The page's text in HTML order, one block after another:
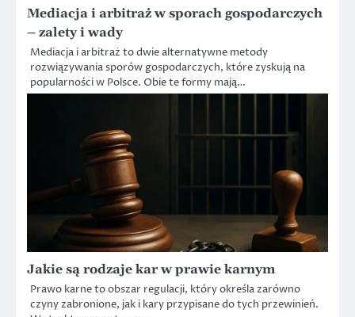
Mediacja i arbitraż w sporach gospodarczych
– zalety i wady
Mediacja i arbitraż to dwie alternatywne metody
rozwiązywania sporów gospodarczych, które zyskują na
popularności w Polsce. Obie te formy mają…
Jakie są rodzaje kar w prawie karnym
Prawo karne to obszar regulacji, który określa zarówno
czyny zabronione, jak i kary przypisane do tych przewinień.